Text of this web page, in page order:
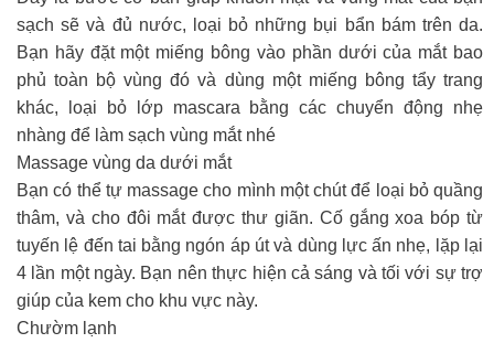
sạch sẽ và đủ nước, loại bỏ những bụi bẩn bám trên da.
Bạn hãy đặt một miếng bông vào phần dưới của mắt bao
phủ toàn bộ vùng đó và dùng một miếng bông tẩy trang
khác, loại bỏ lớp mascara bằng các chuyển động nhẹ
nhàng để làm sạch vùng mắt nhé
Massage vùng da dưới mắt
Bạn có thể tự massage cho mình một chút để loại bỏ quầng
thâm, và cho đôi mắt được thư giãn. Cố gắng xoa bóp từ
tuyến lệ đến tai bằng ngón áp út và dùng lực ấn nhẹ, lặp lại
4 lần một ngày. Bạn nên thực hiện cả sáng và tối với sự trợ
giúp của kem cho khu vực này.
Chườm lạnh